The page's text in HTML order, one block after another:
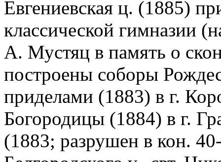
Евгениевская ц. (1885)
классической гимназии
А. Мустяц в память о
построены соборы
приделами (1883) в г.
Богородицы (1884) в г.
(1883; разрушен в кон.